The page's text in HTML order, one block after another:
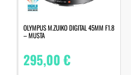
OLYMPUS M.ZUIKO DIGITAL 45MM F1.8
– MUSTA
295,00€